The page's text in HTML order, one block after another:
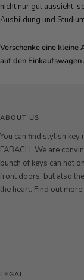
nicht nur gut aussieht,
Ausbildung und
Verschenke eine
auf den
ABOUT US
You can find stylish key
FABACH. We are
bunch of keys can not
front doors, but also
the heart. Find out more
LEGAL